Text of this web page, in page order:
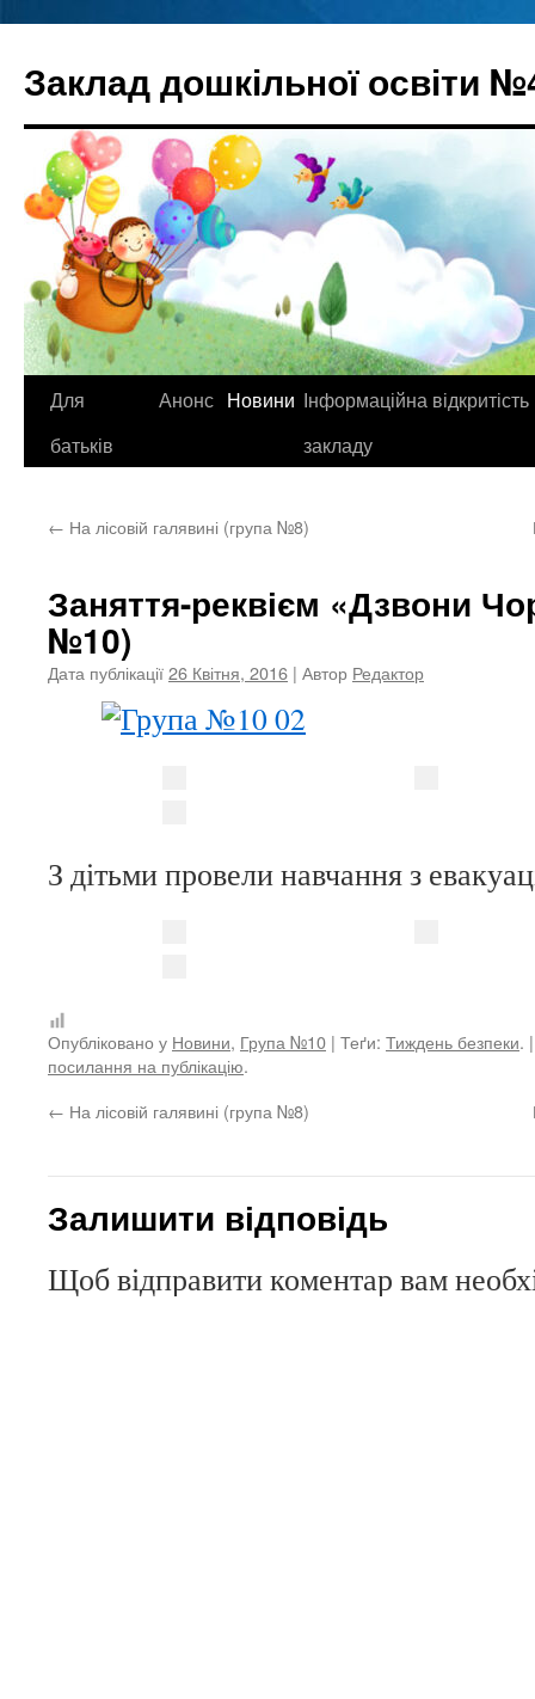
вмісту
Заклад дошкільної освіти
Для
батьків
Анонс Новини Інформаційна відкритість
закладу
← На лісовій галявині (група №8)
Заняття-реквієм «Дзвони
№10)
Дата публікації26 Квітня, 2016 | Автор Редактор
З дітьми провели навчання з
Опубліковано у Новини, Група №10 | Теґи: Тиждень безпеки.
посилання на публікацію.
← На лісовій галявині (група №8)
Залишити відповідь
Щоб відправити коментар вам